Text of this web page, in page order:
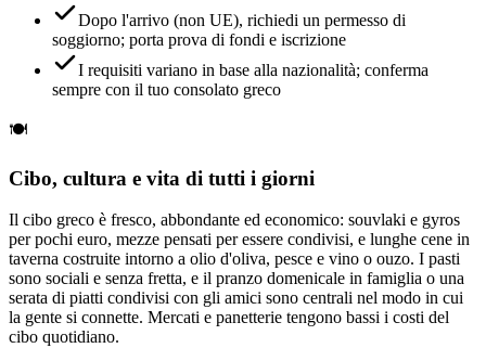
Dopo l'arrivo (non UE), richiedi un permesso di
soggiorno; porta prova di fondi e iscrizione
I requisiti variano in base alla nazionalità; conferma
sempre con il tuo consolato greco
🍽️
Cibo, cultura e vita di tutti i giorni
Il cibo greco è fresco, abbondante ed economico: souvlaki e gyros
per pochi euro, mezze pensati per essere condivisi, e lunghe cene in
taverna costruite intorno a olio d'oliva, pesce e vino o ouzo. I pasti
sono sociali e senza fretta, e il pranzo domenicale in famiglia o una
serata di piatti condivisi con gli amici sono centrali nel modo in cui
la gente si connette. Mercati e panetterie tengono bassi i costi del
cibo quotidiano.